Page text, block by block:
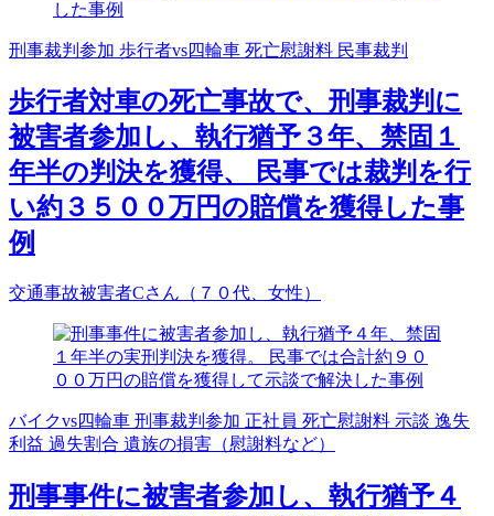
刑事裁判参加 歩行者vs四輪車 死亡慰謝料 民事裁判
歩行者対車の死亡事故で、刑事裁判に
被害者参加し、執行猶予３年、禁固１
年半の判決を獲得、 民事では裁判を行
い約３５００万円の賠償を獲得した事
例
交通事故被害者Cさん（７０代、女性）
バイクvs四輪車 刑事裁判参加 正社員 死亡慰謝料 示談 逸失
利益 過失割合 遺族の損害（慰謝料など）
刑事事件に被害者参加し、執行猶予４